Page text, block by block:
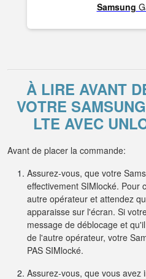
Samsung
À LIRE AVANT
VOTRE
LTE AVEC
Avant de placer la commande:
Assurez-vous, que votre
effectivement SIMlocké. Pour
autre opérateur et attendez
apparaisse sur l'écran. Si
message de déblocage et
de l'autre opérateur, votre
PAS SIMlocké.
Assurez-vous, que vous avez